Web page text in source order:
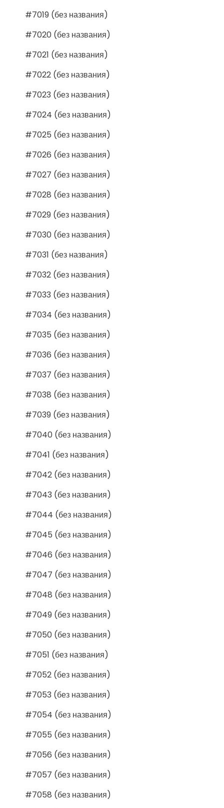
#7019 (без названия)
#7020 (без названия)
#7021 (без названия)
#7022 (без названия)
#7023 (без названия)
#7024 (без названия)
#7025 (без названия)
#7026 (без названия)
#7027 (без названия)
#7028 (без названия)
#7029 (без названия)
#7030 (без названия)
#7031 (без названия)
#7032 (без названия)
#7033 (без названия)
#7034 (без названия)
#7035 (без названия)
#7036 (без названия)
#7037 (без названия)
#7038 (без названия)
#7039 (без названия)
#7040 (без названия)
#7041 (без названия)
#7042 (без названия)
#7043 (без названия)
#7044 (без названия)
#7045 (без названия)
#7046 (без названия)
#7047 (без названия)
#7048 (без названия)
#7049 (без названия)
#7050 (без названия)
#7051 (без названия)
#7052 (без названия)
#7053 (без названия)
#7054 (без названия)
#7055 (без названия)
#7056 (без названия)
#7057 (без названия)
#7058 (без названия)